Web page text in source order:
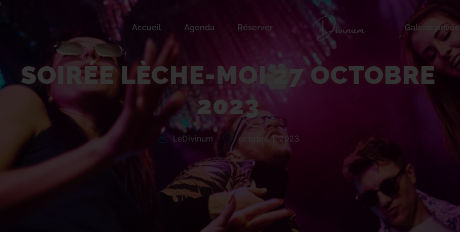
Accueil Agenda Réserver Galerie privée
Soirée lèche-moi 27 octobre 2023
SOIRÉE LÈCHE-MOI 27 OCTOBRE
2023
LeDivinum octobre 1, 2023